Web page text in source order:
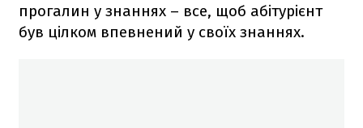
прогалин у знаннях – все, щоб абітурієнт
був цілком впевнений у своїх знаннях.